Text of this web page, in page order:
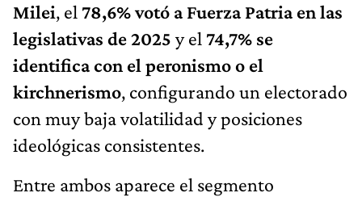
Milei, el 78,6% votó a Fuerza Patria en las
legislativas de 2025 y el 74,7% se
identifica con el peronismo o el
kirchnerismo, configurando un electorado
con muy baja volatilidad y posiciones
ideológicas consistentes.
Entre ambos aparece el segmento